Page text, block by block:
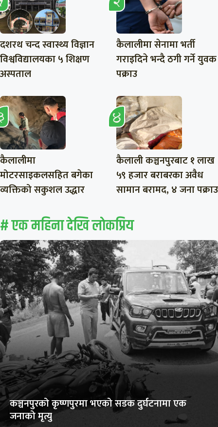
दशरथ चन्द स्वास्थ्य विज्ञान
विश्वविद्यालयका ५ शिक्षण
अस्पताल
कैलालीमा सेनामा भर्ती
गराइदिने भन्दै ठगी गर्ने युवक
पक्राउ
कैलालीमा
मोटरसाइकलसहित बगेका
व्यक्तिको सकुशल उद्धार
कैलाली कञ्चनपुरबाट १ लाख
५९ हजार बराबरका अवैध
सामान बरामद, ४ जना पक्राउ
# एक महिना देखि लाेकप्रिय
कञ्चनपुरको कृष्णपुरमा भएको सडक दुर्घटनामा एक
जनाको मृत्यु